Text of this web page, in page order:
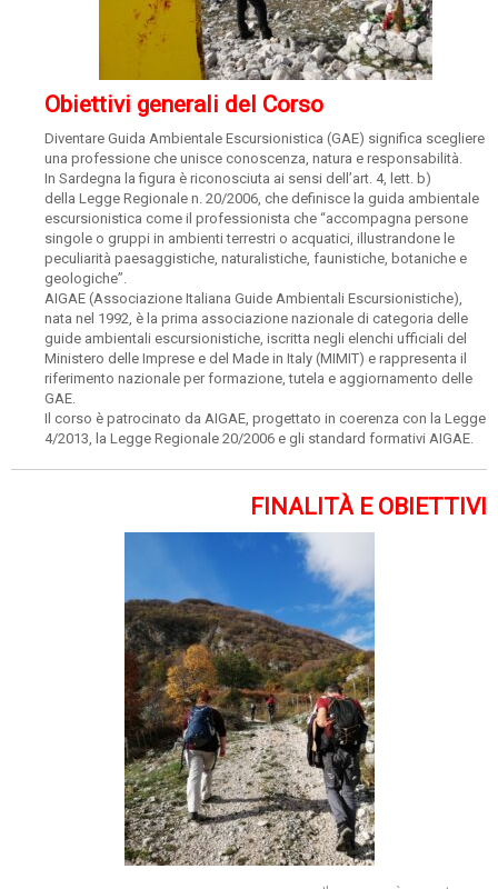
Obiettivi generali del Corso
Diventare Guida Ambientale Escursionistica (GAE) significa scegliere
una professione che unisce conoscenza, natura e responsabilità.
In Sardegna la figura è riconosciuta ai sensi dell’art. 4, lett. b)
della Legge Regionale n. 20/2006, che definisce la guida ambientale
escursionistica come il professionista che “accompagna persone
singole o gruppi in ambienti terrestri o acquatici, illustrandone le
peculiarità paesaggistiche, naturalistiche, faunistiche, botaniche e
geologiche”.
AIGAE (Associazione Italiana Guide Ambientali Escursionistiche),
nata nel 1992, è la prima associazione nazionale di categoria delle
guide ambientali escursionistiche, iscritta negli elenchi ufficiali del
Ministero delle Imprese e del Made in Italy (MIMIT) e rappresenta il
riferimento nazionale per formazione, tutela e aggiornamento delle
GAE.
Il corso è patrocinato da AIGAE, progettato in coerenza con la Legge
4/2013, la Legge Regionale 20/2006 e gli standard formativi AIGAE.
FINALITÀ E OBIETTIVI